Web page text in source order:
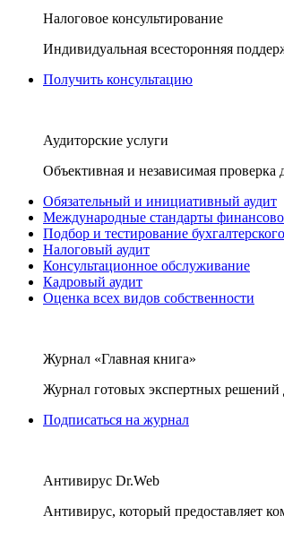
Налоговое консультирование
Индивидуальная всесторонняя
Получить консультацию
Аудиторские услуги
Объективная и независимая проверка
Обязательный и инициативный аудит
Международные стандарты
Подбор и тестирование
Налоговый аудит
Консультационное обслуживание
Кадровый аудит
Оценка всех видов собственности
Журнал «Главная книга»
Журнал готовых экспертных решений
Подписаться на журнал
Антивирус Dr.Web
Антивирус, который предоставляет